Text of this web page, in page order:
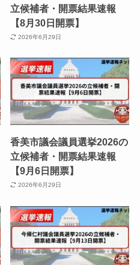
立候補者・開票結果速報
【8月30日開票】
2026年6月29日
香美市議会議員選挙2026の
立候補者・開票結果速報
【9月6日開票】
2026年6月29日